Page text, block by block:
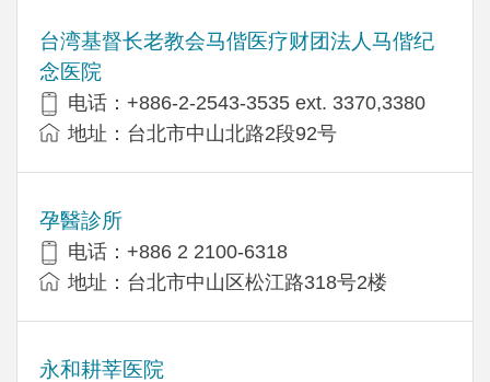
台湾基督长老教会马偕医疗财团法人马偕纪
念医院
电话：+886-2-2543-3535 ext. 3370,3380
地址：台北市中山北路2段92号
孕醫診所
电话：+886 2 2100-6318
地址：台北市中山区松江路318号2楼
永和耕莘医院